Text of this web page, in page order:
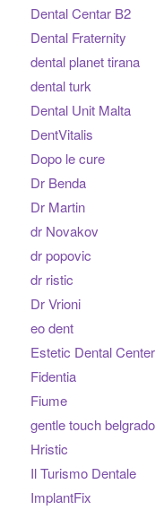
Dental Centar B2
Dental Fraternity
dental planet tirana
dental turk
Dental Unit Malta
DentVitalis
Dopo le cure
Dr Benda
Dr Martin
dr Novakov
dr popovic
dr ristic
Dr Vrioni
eo dent
Estetic Dental Center
Fidentia
Fiume
gentle touch belgrado
Hristic
Il Turismo Dentale
ImplantFix